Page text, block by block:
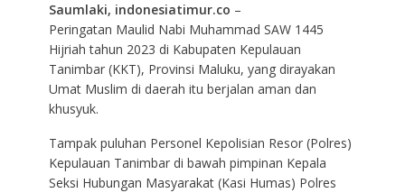
Saumlaki, indonesiatimur.co –
Peringatan Maulid Nabi Muhammad SAW 1445
Hijriah tahun 2023 di Kabupaten Kepulauan
Tanimbar (KKT), Provinsi Maluku, yang dirayakan
Umat Muslim di daerah itu berjalan aman dan
khusyuk.
Tampak puluhan Personel Kepolisian Resor (Polres)
Kepulauan Tanimbar di bawah pimpinan Kepala
Seksi Hubungan Masyarakat (Kasi Humas) Polres